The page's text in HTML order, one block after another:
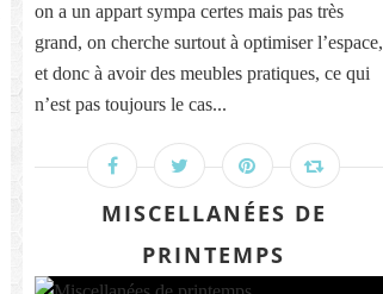
on a un appart sympa certes mais pas très
grand, on cherche surtout à optimiser l’espace,
et donc à avoir des meubles pratiques, ce qui
n’est pas toujours le cas...
MISCELLANÉES DE
PRINTEMPS